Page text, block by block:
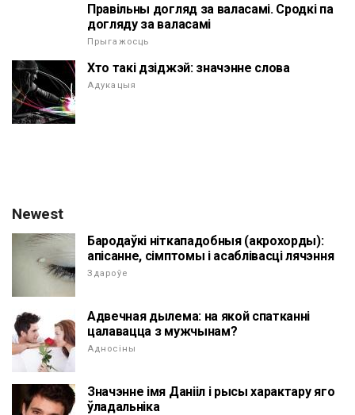
Правільны догляд за валасамі. Сродкі па
догляду за валасамі
Прыгажосць
Хто такі дзіджэй: значэнне слова
Адукацыя
Newest
Бародаўкі ніткападобныя (акрохорды):
апісанне, сімптомы і асаблівасці лячэння
Здароўе
Адвечная дылема: на якой спатканні
цалавацца з мужчынам?
Адносіны
Значэнне імя Данііл і рысы характару яго
ўладальніка